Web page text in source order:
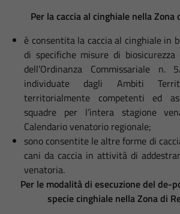
Per la caccia al cinghiale nella Zona
è consentita la caccia al cinghiale in
di specifiche misure di biosicurezza
dell’Ordinanza Commissariale
individuate dagli Ambiti
territorialmente competenti ed
squadre per l’intera stagione
Calendario venatorio regionale;
sono consentite le altre forme di
cani da caccia in attività di
venatoria.
Per le modalità di esecuzione del de-
specie cinghiale nella Zona di